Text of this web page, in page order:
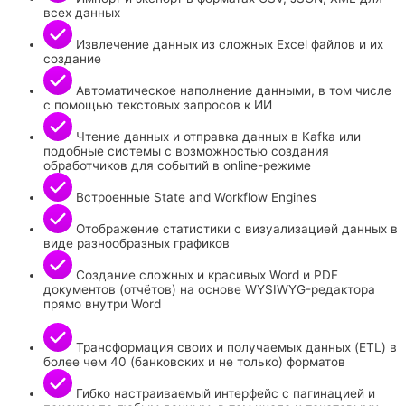
всех данных
Извлечение данных из сложных Excel файлов и их
создание
Автоматическое наполнение данными, в том числе
с помощью текстовых запросов к ИИ
Чтение данных и отправка данных в Kafka или
подобные системы с возможностью создания
обработчиков для событий в online-режиме
Встроенные State and Workflow Engines
Отображение статистики с визуализацией данных в
виде разнообразных графиков
Создание сложных и красивых Word и PDF
документов (отчётов) на основе WYSIWYG-редактора
прямо внутри Word
Трансформация своих и получаемых данных (ETL) в
более чем 40 (банковских и не только) форматов
Гибко настраиваемый интерфейс с пагинацией и